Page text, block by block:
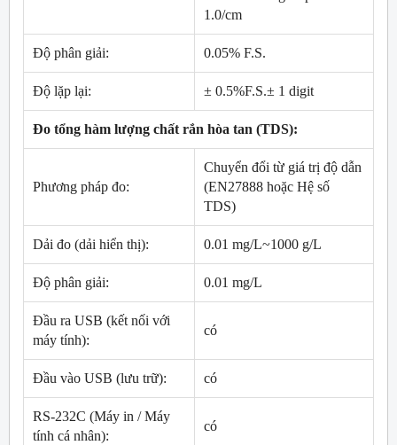
1.0/cm
Độ phân giải: 0.05% F.S.
Độ lặp lại: ± 0.5%F.S.± 1 digit
Đo tổng hàm lượng chất rắn hòa tan (TDS):
Phương pháp đo:
Chuyển đổi từ giá trị độ dẫn
(EN27888 hoặc Hệ số
TDS)
Dải đo (dải hiển thị): 0.01 mg/L~1000 g/L
Độ phân giải: 0.01 mg/L
Đầu ra USB (kết nối với
máy tính):
có
Đầu vào USB (lưu trữ): có
RS-232C (Máy in / Máy
tính cá nhân):
có